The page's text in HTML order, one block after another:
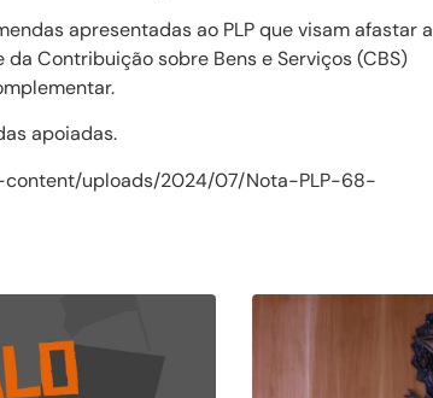
apresentadas ao PLP que visam afastar a
Contribuição sobre Bens e Serviços (CBS)
apoiadas.
content/uploads/2024/07/Nota-PLP-68-